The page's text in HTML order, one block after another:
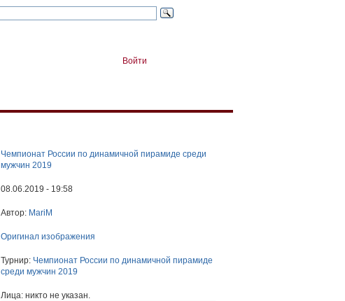
Войти
Чемпионат России по динамичной пирамиде среди
мужчин 2019
08.06.2019 - 19:58
Автор: MariM
Оригинал изображения
Турнир: Чемпионат России по динамичной пирамиде
среди мужчин 2019
Лица: никто не указан.